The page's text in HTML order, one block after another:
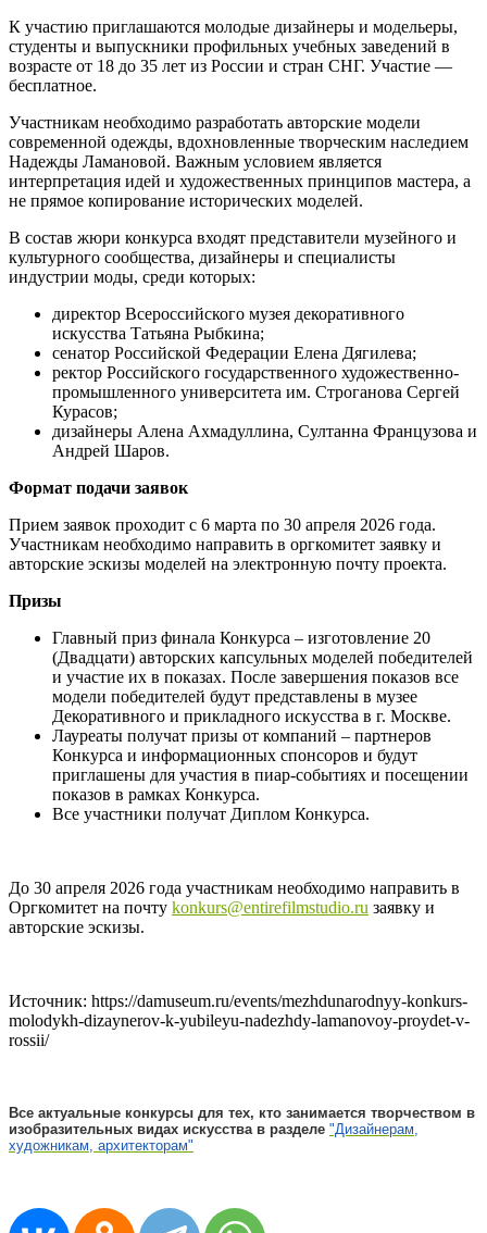
К участию приглашаются молодые дизайнеры и модельеры,
студенты и выпускники профильных учебных заведений в
возрасте от 18 до 35 лет из России и стран СНГ. Участие —
бесплатное.
Участникам необходимо разработать авторские модели
современной одежды, вдохновленные творческим наследием
Надежды Ламановой. Важным условием является
интерпретация идей и художественных принципов мастера, а
не прямое копирование исторических моделей.
В состав жюри конкурса входят представители музейного и
культурного сообщества, дизайнеры и специалисты
индустрии моды, среди которых:
директор Всероссийского музея декоративного
искусства Татьяна Рыбкина;
сенатор Российской Федерации Елена Дягилева;
ректор Российского государственного художественно-
промышленного университета им. Строганова Сергей
Курасов;
дизайнеры Алена Ахмадуллина, Султанна Французова и
Андрей Шаров.
Формат подачи заявок
Прием заявок проходит с 6 марта по 30 апреля 2026 года.
Участникам необходимо направить в оргкомитет заявку и
авторские эскизы моделей на электронную почту проекта.
Призы
Главный приз финала Конкурса – изготовление 20
(Двадцати) авторских капсульных моделей победителей
и участие их в показах. После завершения показов все
модели победителей будут представлены в музее
Декоративного и прикладного искусства в г. Москве.
Лауреаты получат призы от компаний – партнеров
Конкурса и информационных спонсоров и будут
приглашены для участия в пиар-событиях и посещении
показов в рамках Конкурса.
Все участники получат Диплом Конкурса.
До 30 апреля 2026 года участникам необходимо направить в
Оргкомитет на почту konkurs@entirefilmstudio.ru заявку и
авторские эскизы.
Источник: https://damuseum.ru/events/mezhdunarodnyy-konkurs-
molodykh-dizaynerov-k-yubileyu-nadezhdy-lamanovoy-proydet-v-
rossii/
Все актуальные конкурсы для тех, кто занимается творчеством в
изобразительных видах искусства в разделе "Дизайнерам,
художникам, архитекторам"